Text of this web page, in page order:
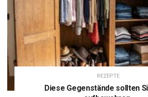
REZEPTE
Diese Gegenstände sollten